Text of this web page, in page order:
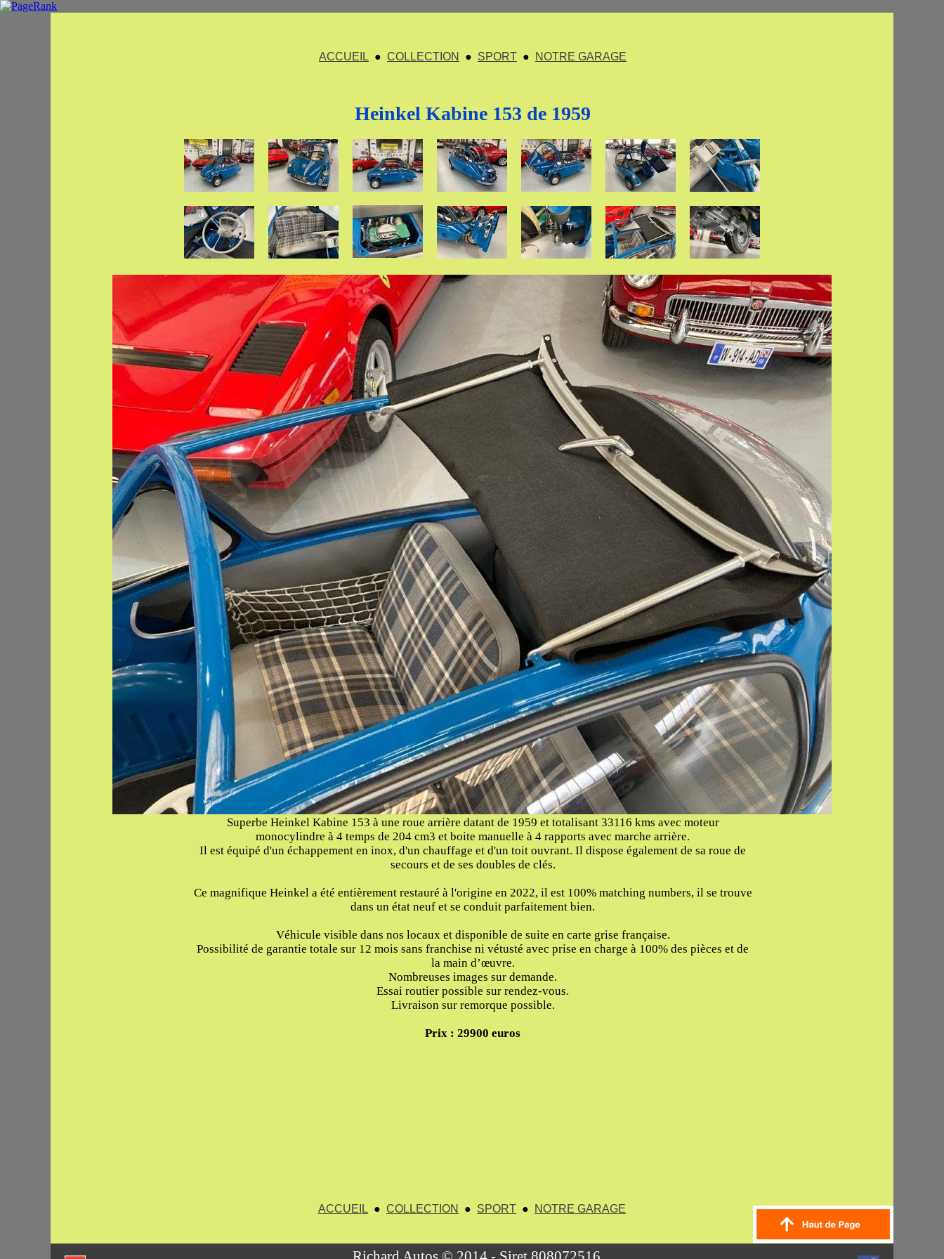
Superbe Heinkel Kabine 153 à une roue arrière datant de 1959 et totalisant 33116 kms avec moteur
monocylindre à 4 temps de 204 cm3 et boite manuelle à 4 rapports avec marche arrière.
Il est équipé d'un échappement en inox, d'un chauffage et d'un toit ouvrant. Il dispose également de sa roue de
secours et de ses doubles de clés.
Ce magnifique Heinkel a été entièrement restauré à l'origine en 2022, il est 100% matching numbers, il se trouve
dans un état neuf et se conduit parfaitement bien.
Véhicule visible dans nos locaux et disponible de suite en carte grise française.
Possibilité de garantie totale sur 12 mois sans franchise ni vétusté avec prise en charge à 100% des pièces et de
la main d’œuvre.
Nombreuses images sur demande.
Essai routier possible sur rendez-vous.
Livraison sur remorque possible.
Prix : 29900 euros
ACCUEIL ● COLLECTION ● SPORT ● NOTRE GARAGE
ACCUEIL ● COLLECTION ● SPORT ● NOTRE GARAGE
Heinkel Kabine 153 de 1959